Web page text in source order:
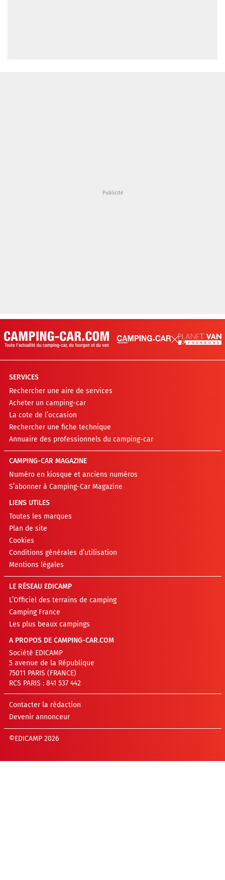
SERVICES
Rechercher une aire de services
Acheter un camping-car
La cote de l’occasion
Rechercher une fiche technique
Annuaire des professionnels du camping-car
CAMPING-CAR MAGAZINE
Numéro en kiosque et anciens numéros
S’abonner à Camping-Car Magazine
LIENS UTILES
Toutes les marques
Plan de site
Cookies
Conditions générales d’utilisation
Mentions légales
LE RÉSEAU EDICAMP
L’Officiel des terrains de camping
Camping France
Les plus beaux campings
A PROPOS DE CAMPING-CAR.COM
Société EDICAMP
5 avenue de la République
75011 PARIS (FRANCE)
RCS PARIS : 841 537 442
Contacter la rédaction
Devenir annonceur
©EDICAMP 2026